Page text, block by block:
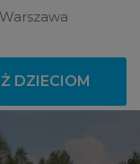
DZIECIOM